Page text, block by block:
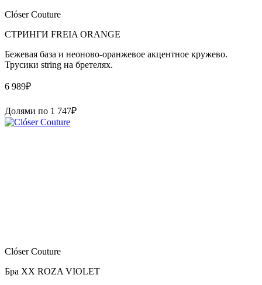
Clóser Couture
СТРИНГИ FREIA ORANGE
Бежевая база и неоново-оранжевое акцентное кружево.
Трусики string на бретелях.
6 989₽
Долями по 1 747₽
Clóser Couture
Бра XX ROZA VIOLET